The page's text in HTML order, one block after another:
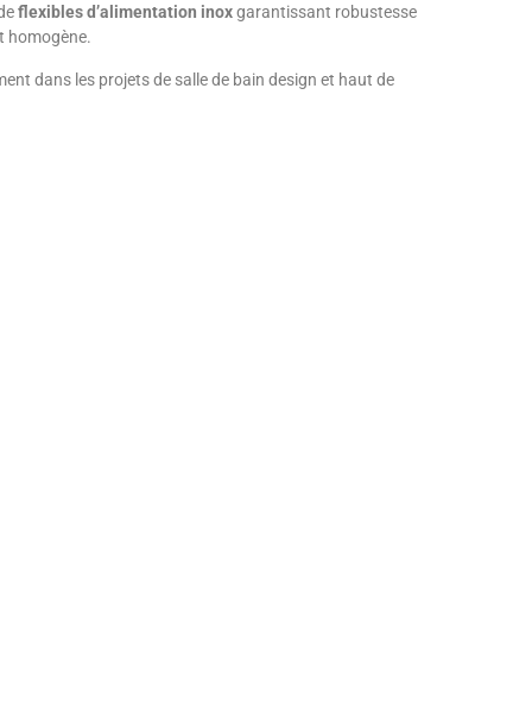
flexibles d’alimentation inoxgarantissant robustesse
dans les projets de salle de bain design et haut de